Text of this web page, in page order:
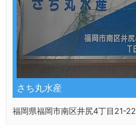
さち丸水産
福岡県福岡市南区井尻4丁目21-22